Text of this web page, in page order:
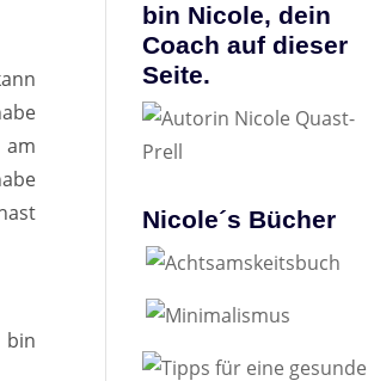
am
bin
bin Nicole, dein
Coach auf dieser
Seite.
Nicole´s Bücher